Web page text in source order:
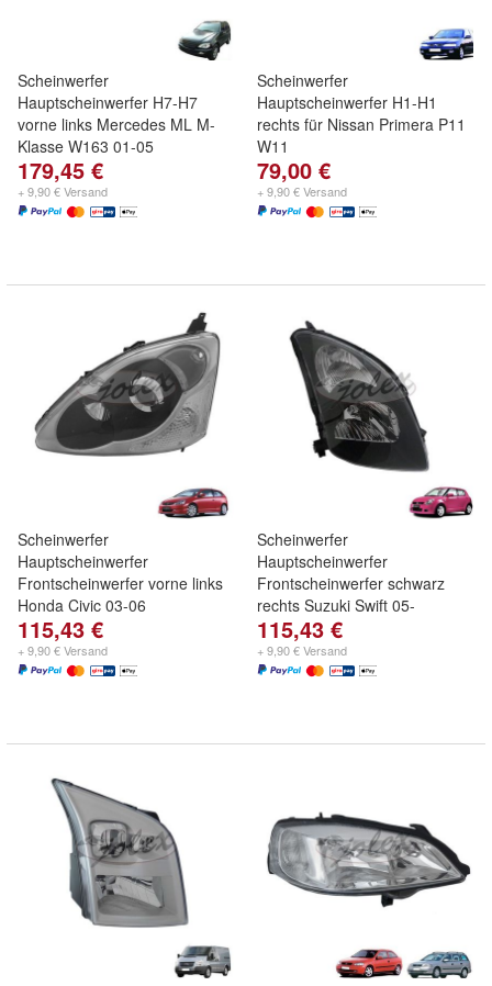
Scheinwerfer
Hauptscheinwerfer H7-H7
vorne links Mercedes ML M-
Klasse W163 01-05
179,45 €
+ 9,90 € Versand
Scheinwerfer
Hauptscheinwerfer H1-H1
rechts für Nissan Primera P11
W11
79,00 €
+ 9,90 € Versand
Scheinwerfer
Hauptscheinwerfer
Frontscheinwerfer vorne links
Honda Civic 03-06
115,43 €
+ 9,90 € Versand
Scheinwerfer
Hauptscheinwerfer
Frontscheinwerfer schwarz
rechts Suzuki Swift 05-
115,43 €
+ 9,90 € Versand